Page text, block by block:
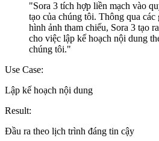
"Sora 3 tích hợp liền mạch vào
tạo của chúng tôi. Thông qua
hình ảnh tham chiếu, Sora 3 tạo
cho việc lập kế hoạch nội dung
chúng tôi."
Use Case:
Lập kế hoạch nội dung
Result:
Đầu ra theo lịch trình đáng tin cậy